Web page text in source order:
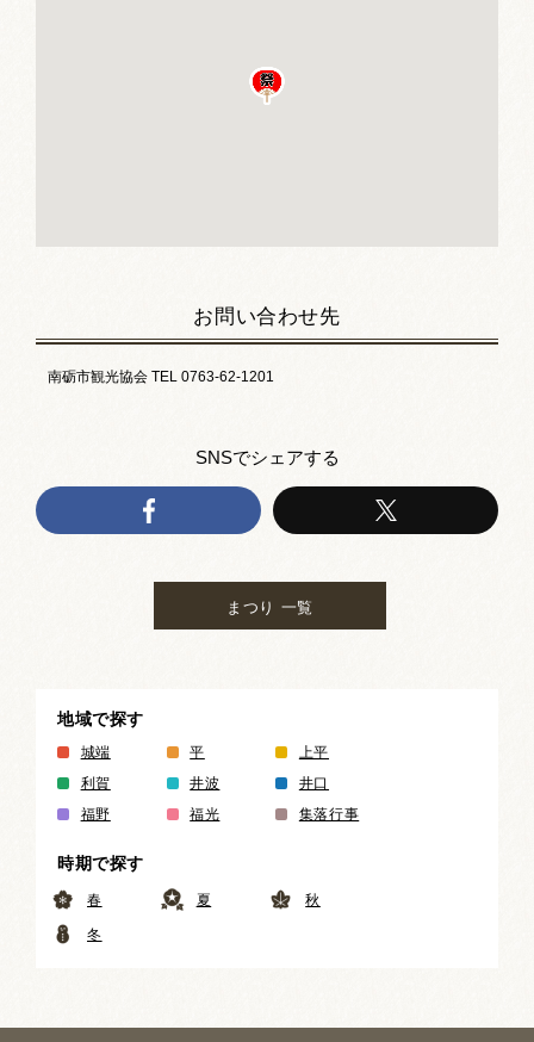
お問い合わせ先
南砺市観光協会 TEL 0763-62-1201
SNSでシェアする
まつり 一覧
地域で探す
城端 平
上平
利賀
井波
井口
福野
福光 集落行事
時期で探す
春 夏 秋
冬